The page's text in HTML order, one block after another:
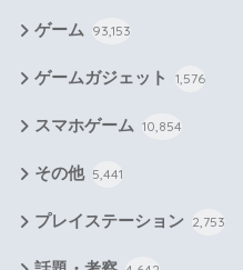
ゲーム 93,153
ゲームガジェット 1,576
スマホゲーム 10,854
その他 5,441
プレイステーション 2,753